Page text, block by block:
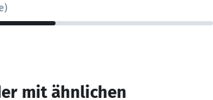
mit ähnlichen